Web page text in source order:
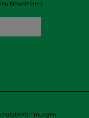
Newsletter!